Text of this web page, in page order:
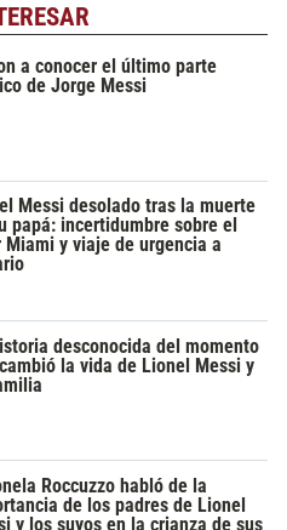
a conocer el último parte
de Jorge Messi
Messi desolado tras la muerte
papá: incertidumbre sobre el
Miami y viaje de urgencia a
desconocida del momento
la vida de Lionel Messi y
Roccuzzo habló de la
de los padres de Lionel
y los suyos en la crianza de sus